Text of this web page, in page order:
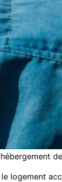
logement